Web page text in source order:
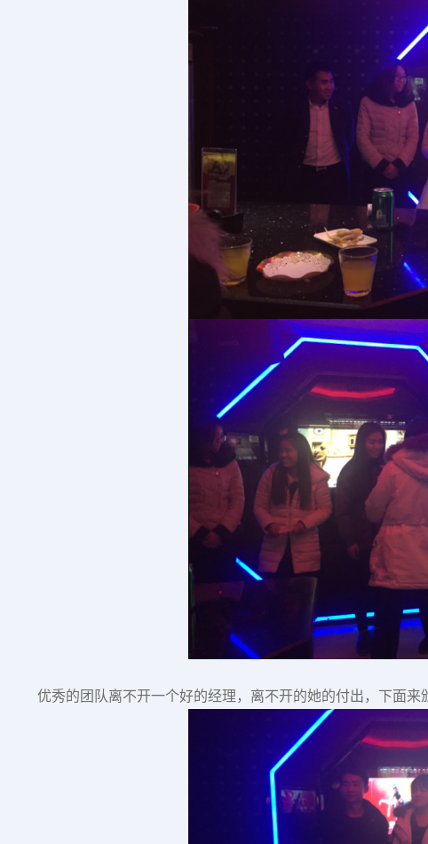
优秀的团队离不开一个好的经理，离不开的她的付出，下面来